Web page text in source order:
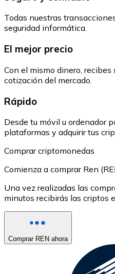
Todas nuestras
seguridad informática.
El mejor precio
Con el mismo dinero, recibes
cotización del mercado.
Rápido
Desde tu móvil u ordenador
plataformas y adquirir tus
Comprar criptomonedas
Comienza a comprar Ren
Una vez realizadas las
minutos recibirás las criptos
Comprar REN ahora